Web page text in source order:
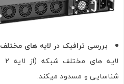
بررسی ترافیک در لایه‌ های مختلف
شناسایی و مسدود میکند.